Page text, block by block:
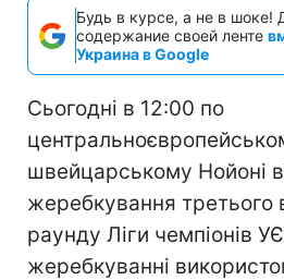
Будь в курсе, а не в шоке!
содержание своей ленте
Украина в Google
Сьогодні в 12:00 по
швейцарському Нойоні
жеребкування третього
раунду Ліги чемпіонів
жеребкуванні